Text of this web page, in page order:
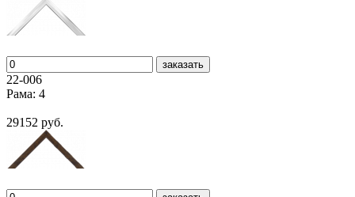
заказать
22-006
Рама: 4
29152 руб.